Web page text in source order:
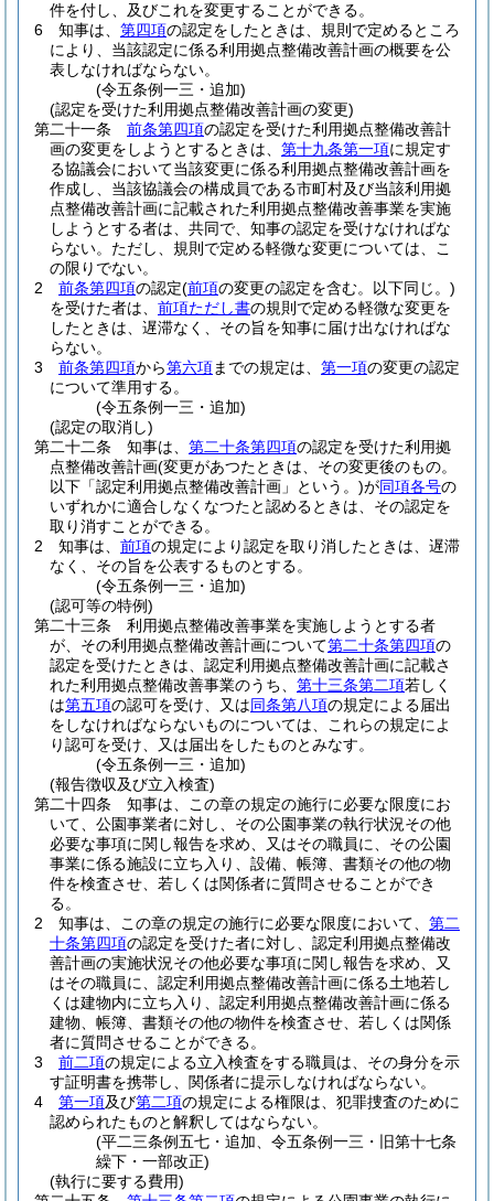
件を付し、及びこれを変更することができる。
6
知事は、 第四項の認定をしたときは、規則で定めるところ
により、当該認定に係る利用拠点整備改善計画の概要を公
表しなければならない。
(令五条例一三・追加)
(認定を受けた利用拠点整備改善計画の変更)
第二十一条
前条第四項の認定を受けた利用拠点整備改善計
画の変更をしようとするときは、 第十九条第一項に規定す
る協議会において当該変更に係る利用拠点整備改善計画を
作成し、当該協議会の構成員である市町村及び当該利用拠
点整備改善計画に記載された利用拠点整備改善事業を実施
しようとする者は、共同で、知事の認定を受けなければな
らない。 ただし、規則で定める軽微な変更については、こ
の限りでない。
2
前条第四項の認定(前項の変更の認定を含む。以下同じ。)
を受けた者は、 前項ただし書の規則で定める軽微な変更を
したときは、遅滞なく、その旨を知事に届け出なければな
らない。
3
前条第四項から第六項までの規定は、 第一項の変更の認定
について準用する。
(令五条例一三・追加)
(認定の取消し)
第二十二条
知事は、 第二十条第四項の認定を受けた利用拠
点整備改善計画(変更があつたときは、その変更後のもの。
以下「認定利用拠点整備改善計画」という。)が同項各号の
いずれかに適合しなくなつたと認めるときは、その認定を
取り消すことができる。
2
知事は、 前項の規定により認定を取り消したときは、遅滞
なく、その旨を公表するものとする。
(令五条例一三・追加)
(認可等の特例)
第二十三条
利用拠点整備改善事業を実施しようとする者
が、その利用拠点整備改善計画について第二十条第四項の
認定を受けたときは、認定利用拠点整備改善計画に記載さ
れた利用拠点整備改善事業のうち、 第十三条第二項若しく
は第五項の認可を受け、又は同条第八項の規定による届出
をしなければならないものについては、これらの規定によ
り認可を受け、又は届出をしたものとみなす。
(令五条例一三・追加)
(報告徴収及び立入検査)
第二十四条
知事は、この章の規定の施行に必要な限度にお
いて、公園事業者に対し、その公園事業の執行状況その他
必要な事項に関し報告を求め、又はその職員に、その公園
事業に係る施設に立ち入り、設備、帳簿、書類その他の物
件を検査させ、若しくは関係者に質問させることができ
る。
2
知事は、この章の規定の施行に必要な限度において、 第二
十条第四項の認定を受けた者に対し、認定利用拠点整備改
善計画の実施状況その他必要な事項に関し報告を求め、又
はその職員に、認定利用拠点整備改善計画に係る土地若し
くは建物内に立ち入り、認定利用拠点整備改善計画に係る
建物、帳簿、書類その他の物件を検査させ、若しくは関係
者に質問させることができる。
3
前二項の規定による立入検査をする職員は、その身分を示
す証明書を携帯し、関係者に提示しなければならない。
4
第一項及び第二項の規定による権限は、犯罪捜査のために
認められたものと解釈してはならない。
(平二三条例五七・追加、令五条例一三・旧第十七条
繰下・一部改正)
(執行に要する費用)